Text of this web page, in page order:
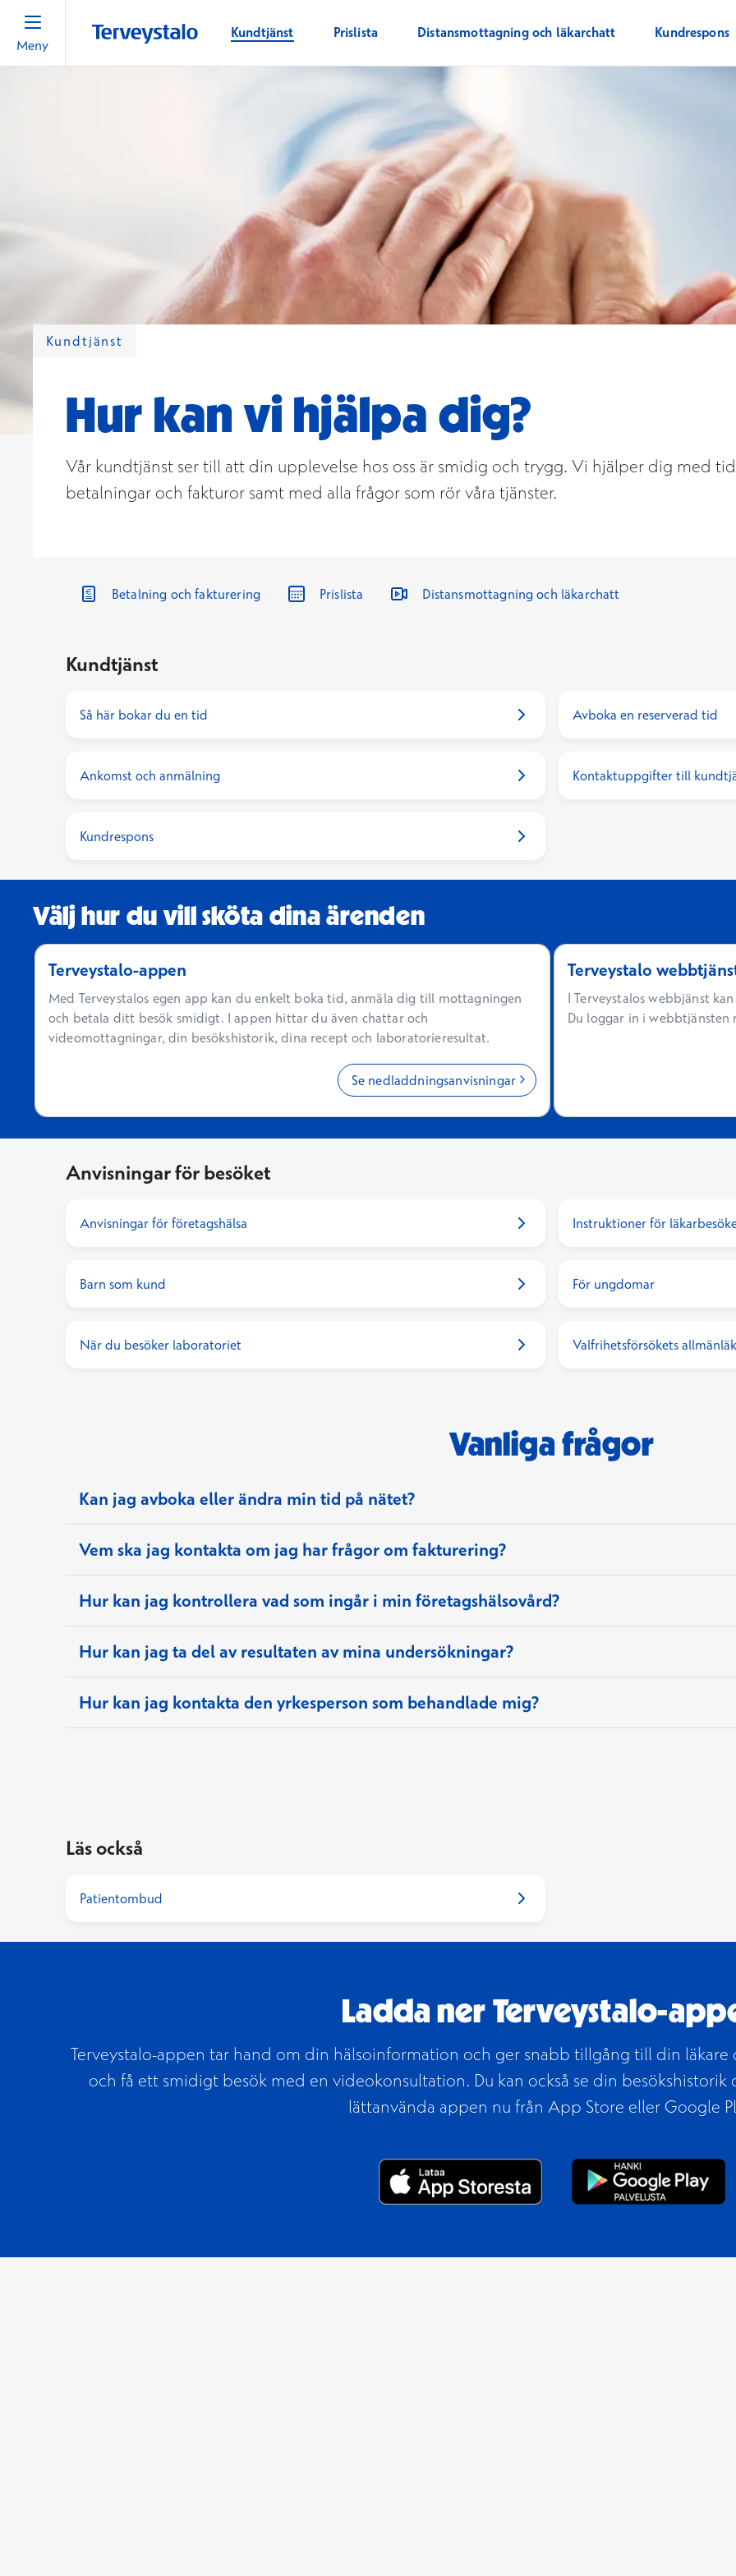
Meny
Kundtjänst Prislista Distansmottagning och läkarchatt Kundrespons
Kundtjänst
Hur kan vi hjälpa dig?
Vår kundtjänst ser till att din upplevelse hos oss är smidig och trygg. Vi hjälper dig med
betalningar och fakturor samt med alla frågor som rör våra tjänster.
Betalning och fakturering Prislista Distansmottagning och läkarchatt
Kundtjänst
Så här bokar du en tid Avboka en reserverad tid
Ankomst och anmälning Kontaktuppgifter till
Kundrespons
Välj hur du vill sköta dina ärenden
Terveystalo-appen
Med Terveystalos egen app kan du enkelt boka tid, anmäla dig till mottagningen
och betala ditt besök smidigt. I appen hittar du även chattar och
videomottagningar, din besökshistorik, dina recept och laboratorieresultat.
Se nedladdningsanvisningar
Terveystalo
I Terveystalos webbjänst
Du loggar in i
Anvisningar för besöket
Anvisningar för företagshälsa Instruktioner för
Barn som kund För ungdomar
När du besöker laboratoriet Valfrihetsförsökets
Vanliga frågor
Kan jag avboka eller ändra min tid på nätet?
webbtjänstÖppnas i ett nytt fönster
mottagningstiden”
ändra din mottagningstyp
Vem ska jag kontakta om jag har frågor om fakturering?
Vänligen kontakta vårt betalningsstödsteam
Hur kan jag kontrollera vad som ingår i min företagshälsovård?
webbjänstenÖppnas i ett nytt fönster
Hur kan jag ta del av resultaten av mina undersökningar?
Hur kan jag kontakta den yrkesperson som behandlade mig?
Läs också
Patientombud
Ladda ner Terveystalo-
Terveystalo-appen tar hand om din hälsoinformation och ger snabb tillgång till din
och få ett smidigt besök med en videokonsultation. Du kan också se din
lättanvända appen nu från App Store eller Google
Öppnas i ett nytt fönster